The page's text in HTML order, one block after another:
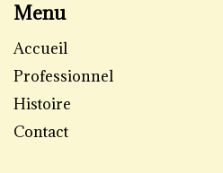
Menu
Accueil
Professionnel
Histoire
Contact